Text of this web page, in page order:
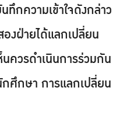
ทึกความเข้าใจดังกล่าว
งฝ่ายได้แลกเปลี่ยน
ควรดำเนินการร่วมกัน
ศึกษา การแลกเปลี่ยน